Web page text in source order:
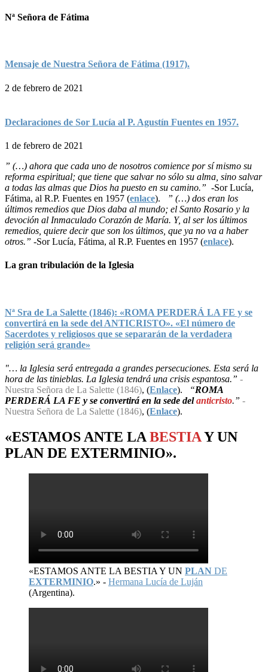
Nª Señora de Fátima
Mensaje de Nuestra Señora de Fátima (1917).
2 de febrero de 2021
Declaraciones de Sor Lucía al P. Agustín Fuentes en 1957.
1 de febrero de 2021
” (…) ahora que cada uno de nosotros comience por sí mismo su
reforma espiritual; que tiene que salvar no sólo su alma, sino salvar
a todas las almas que Dios ha puesto en su camino.” -Sor Lucía,
Fátima, al R.P. Fuentes en 1957 (enlace).
” (…) dos eran los
últimos remedios que Dios daba al mundo; el Santo Rosario y la
devoción al Inmaculado Corazón de María. Y, al ser los últimos
remedios, quiere decir que son los últimos, que ya no va a haber
otros.” -Sor Lucía, Fátima, al R.P. Fuentes en 1957 (enlace).
La gran tribulación de la Iglesia
Nª Sra de La Salette (1846): «ROMA PERDERÁ LA FE y se
convertirá en la sede del ANTICRISTO». «El número de
Sacerdotes y religiosos que se separarán de la verdadera
religión será grande»
"… la Iglesia será entregada a grandes persecuciones. Esta será la
hora de las tinieblas. La Iglesia tendrá una crisis espantosa.” -
Nuestra Señora de La Salette (1846), (Enlace). “ROMA
PERDERÁ LA FE y se convertirá en la sede delanticristo.” -
Nuestra Señora de La Salette (1846), (Enlace).
«ESTAMOS ANTE LA BESTIAY UN
PLAN DE EXTERMINIO».
«ESTAMOS ANTE LA BESTIA Y UN PLAN DE
EXTERMINIO.» - Hermana Lucía de Luján
(Argentina).